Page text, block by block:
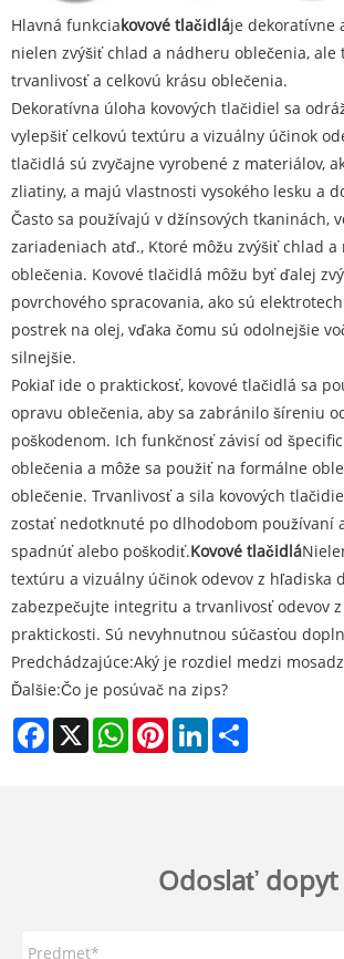
Hlavná funkciakovové tlačidláje dekoratívne
nielen zvýšiť chlad a nádheru oblečenia, ale
trvanlivosť a celkovú krásu oblečenia.
Dekoratívna úloha kovových tlačidiel sa
vylepšiť celkovú textúru a vizuálny účinok
tlačidlá sú zvyčajne vyrobené z materiálov,
zliatiny, a majú vlastnosti vysokého lesku a
Často sa používajú v džínsových tkaninách,
zariadeniach atď., Ktoré môžu zvýšiť chlad a
oblečenia. Kovové tlačidlá môžu byť ďalej
povrchového spracovania, ako sú
postrek na olej, vďaka čomu sú odolnejšie
silnejšie.
Pokiaľ ide o praktickosť, kovové tlačidlá sa
opravu oblečenia, aby sa zabránilo šíreniu
poškodenom. Ich funkčnosť závisí od
oblečenia a môže sa použiť na formálne
oblečenie. Trvanlivosť a sila kovových
zostať nedotknuté po dlhodobom používaní
spadnúť alebo poškodiť.Kovové tlačidlá
textúru a vizuálny účinok odevov z hľadiska
zabezpečujte integritu a trvanlivosť odevov
praktickosti. Sú nevyhnutnou súčasťou
Predchádzajúce:Aký je rozdiel medzi
Ďalšie:Čo je posúvač na zips?
Facebook
X WhatsAppPinterestLinkedIn
Odoslať dopyt